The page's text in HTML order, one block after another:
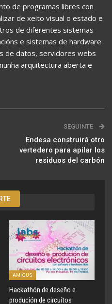
de programas libres con
de xeito visual o estado e
de diferentes sistemas
e sistemas de hardware
de datos, servidores webs
arquitectura aberta e
SEGUINTE
Endesa construirá otro
vertedero para apilar los
residuos del carbón
AMIGUS
Hackathón de deseño e
produción de circuítos